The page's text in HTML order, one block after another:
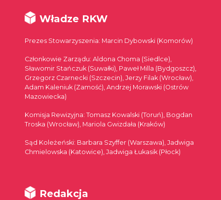
Władze RKW
Prezes Stowarzyszenia: Marcin Dybowski (Komorów)
Członkowie Zarządu: Aldona Choma (Siedlce),
Sławomir Stańczuk (Suwałki), Paweł Milla (Bydgoszcz),
Grzegorz Czarnecki (Szczecin), Jerzy Filak (Wrocław),
Adam Kaleniuk (Zamość), Andrzej Morawski (Ostrów
Mazowiecka)
Komisja Rewizyjna: Tomasz Kowalski (Toruń), Bogdan
Troska (Wrocław), Mariola Gwizdała (Kraków)
Sąd Koleżeński: Barbara Szyffer (Warszawa), Jadwiga
Chmielowska (Katowice), Jadwiga Łukasik (Płock)
Redakcja